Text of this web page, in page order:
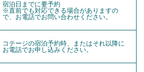
宿泊日までに要予約
※直前でも対応できる場合がありますの
で、お電話でお問い合わせください。
コテージの宿泊予約時、またはそれ以降に
お電話でお申し込みください。